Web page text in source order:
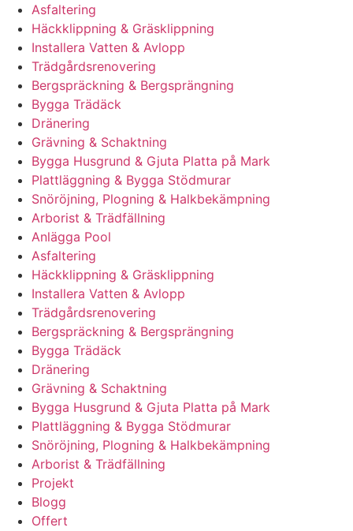
Asfaltering
Häckklippning & Gräsklippning
Installera Vatten & Avlopp
Trädgårdsrenovering
Bergspräckning & Bergsprängning
Bygga Trädäck
Dränering
Grävning & Schaktning
Bygga Husgrund & Gjuta Platta på Mark
Plattläggning & Bygga Stödmurar
Snöröjning, Plogning & Halkbekämpning
Arborist & Trädfällning
Anlägga Pool
Asfaltering
Häckklippning & Gräsklippning
Installera Vatten & Avlopp
Trädgårdsrenovering
Bergspräckning & Bergsprängning
Bygga Trädäck
Dränering
Grävning & Schaktning
Bygga Husgrund & Gjuta Platta på Mark
Plattläggning & Bygga Stödmurar
Snöröjning, Plogning & Halkbekämpning
Arborist & Trädfällning
Projekt
Blogg
Offert